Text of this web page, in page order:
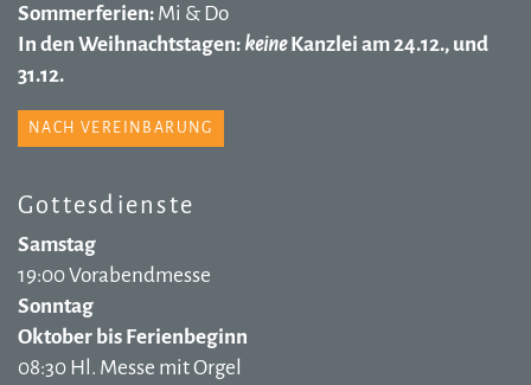
Sommerferien: Mi & Do
In den Weihnachtstagen: keineKanzlei am 24.12., und
31.12.
NACH VEREINBARUNG
Gottesdienste
Samstag
19:00 Vorabendmesse
Sonntag
Oktober bis Ferienbeginn
08:30 Hl. Messe mit Orgel